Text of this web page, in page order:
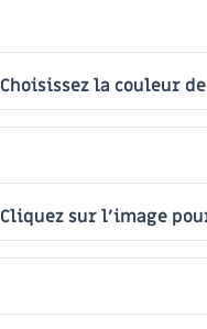
Choisissez la couleur
Cliquez sur l'image